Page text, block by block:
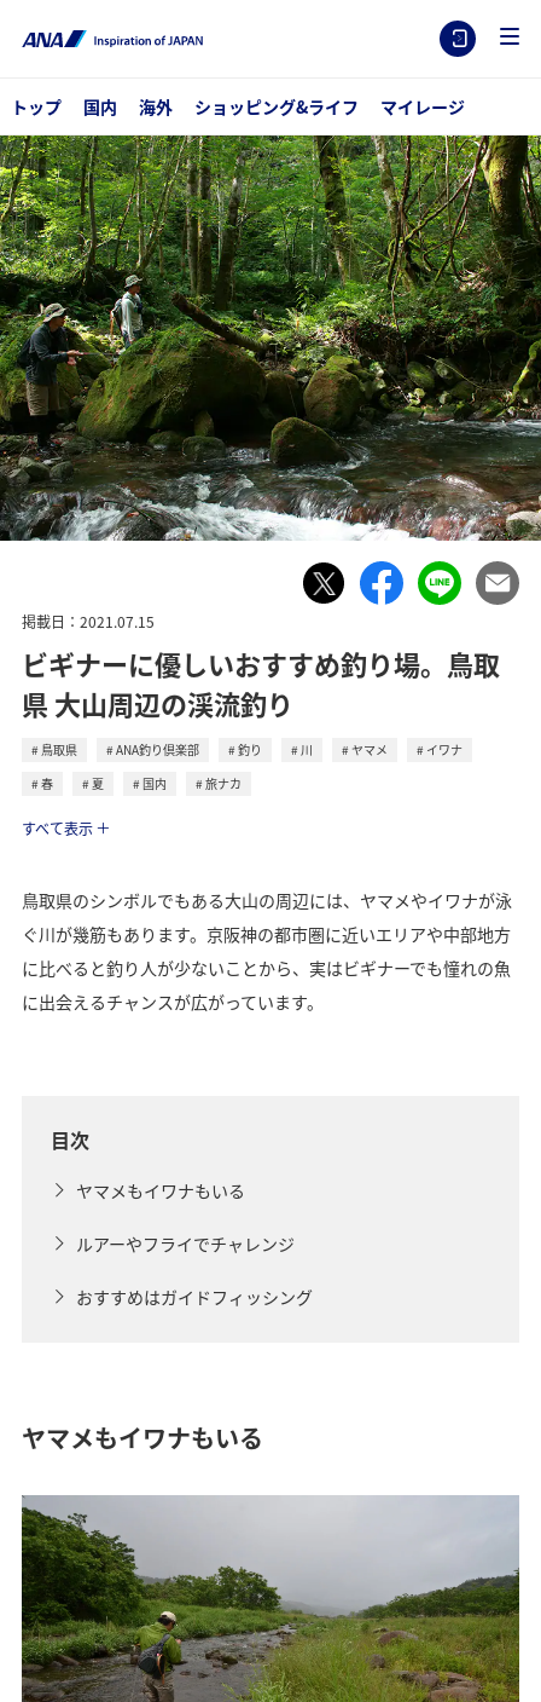
トップ 国内 海外 ショッピング&ライフ マイレージ
掲載日：2021.07.15
ビギナーに優しいおすすめ釣り場。鳥取
県 大山周辺の渓流釣り
鳥取県 ANA釣り倶楽部 釣り 川 ヤマメ
イワナ
春
夏 国内
旅ナカ
すべて表示
鳥取県のシンボルでもある大山の周辺には、ヤマメやイワナが泳
ぐ川が幾筋もあります。京阪神の都市圏に近いエリアや中部地方
に比べると釣り人が少ないことから、実はビギナーでも憧れの魚
に出会えるチャンスが広がっています。
目次
ヤマメもイワナもいる
ルアーやフライでチャレンジ
おすすめはガイドフィッシング
ヤマメもイワナもいる